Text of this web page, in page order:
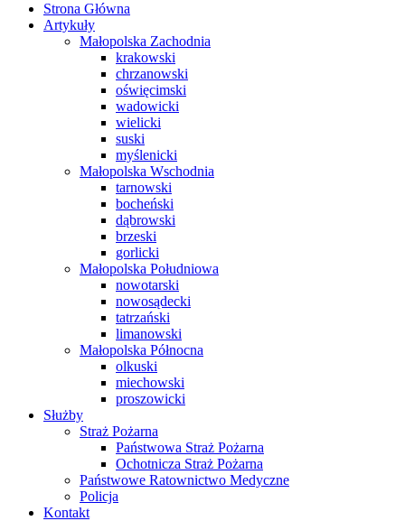
Strona Główna
Artykuły
Małopolska Zachodnia
krakowski
chrzanowski
oświęcimski
wadowicki
wielicki
suski
myślenicki
Małopolska Wschodnia
tarnowski
bocheński
dąbrowski
brzeski
gorlicki
Małopolska Południowa
nowotarski
nowosądecki
tatrzański
limanowski
Małopolska Północna
olkuski
miechowski
proszowicki
Służby
Straż Pożarna
Państwowa Straż Pożarna
Ochotnicza Straż Pożarna
Państwowe Ratownictwo Medyczne
Policja
Kontakt